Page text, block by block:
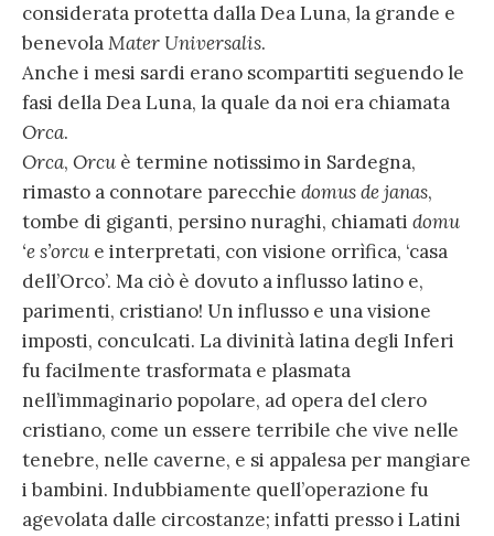
considerata protetta dalla Dea Luna, la grande e
benevolaMater Universalis.
Anche i mesi sardi erano scompartiti seguendo le
fasi della Dea Luna, la quale da noi era chiamata
Orca.
Orca, Orcu è termine notissimo in Sardegna,
rimasto a connotare parecchie domus de janas,
tombe di giganti, persino nuraghi, chiamati domu
‘e s’orcu e interpretati, con visione orrìfica, ‘casa
dell’Orco’. Ma ciò è dovuto a influsso latino e,
parimenti, cristiano! Un influsso e una visione
imposti, conculcati. La divinità latina degli Inferi
fu facilmente trasformata e plasmata
nell’immaginario popolare, ad opera del clero
cristiano, come un essere terribile che vive nelle
tenebre, nelle caverne, e si appalesa per mangiare
i bambini. Indubbiamente quell’operazione fu
agevolata dalle circostanze; infatti presso i Latini